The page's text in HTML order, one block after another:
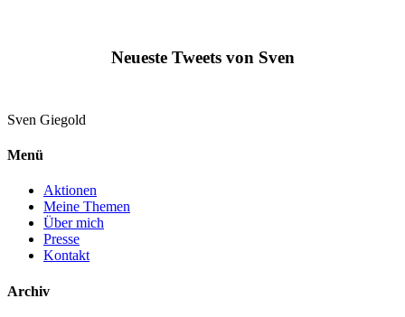
Neueste Tweets von Sven
Sven Giegold
Menü
Aktionen
Meine Themen
Über mich
Presse
Kontakt
Archiv